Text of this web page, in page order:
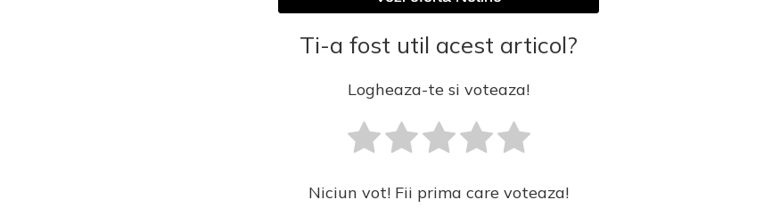
Ti-a fost util acest articol?
Logheaza-te si voteaza!
Niciun vot! Fii prima care voteaza!